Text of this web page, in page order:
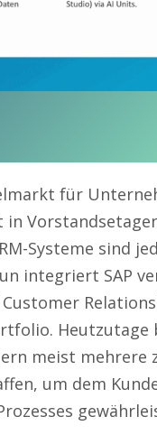
für
Systeme sind
integriert SAP
meist mehrere
um dem